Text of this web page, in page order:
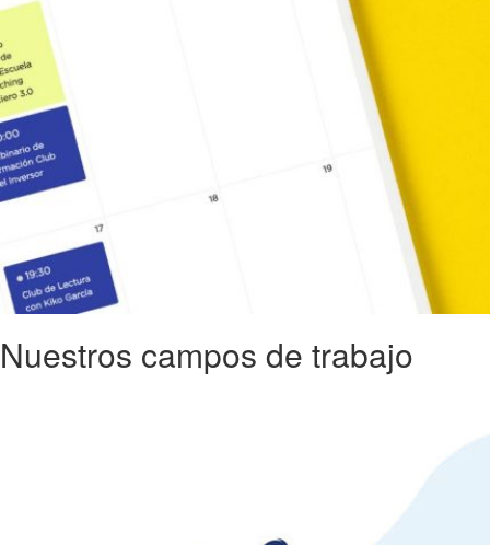
Nuestros campos de trabajo